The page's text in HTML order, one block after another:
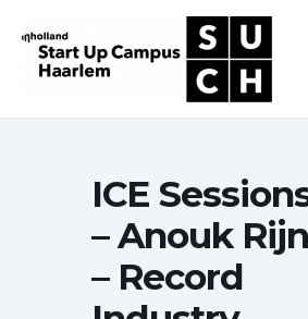
naar
ICE
– Anouk
– Record